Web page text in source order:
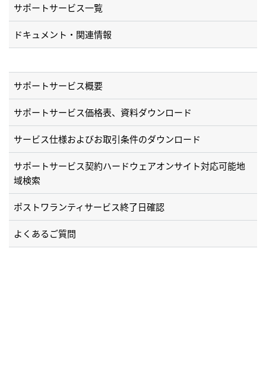
サポートサービス一覧
ドキュメント・関連情報
サポートサービス概要
サポートサービス価格表、資料ダウンロード
サービス仕様およびお取引条件のダウンロード
サポートサービス契約ハードウェアオンサイト対応可能地
域検索
ポストワランティサービス終了日確認
よくあるご質問